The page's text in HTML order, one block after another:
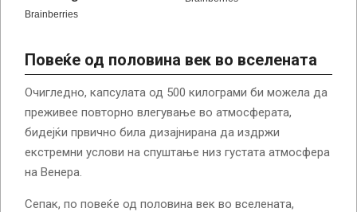
Повеќе од половина век во вселената
Очигледно, капсулата од 500 килограми би можела да
преживее повторно влегување во атмосферата,
бидејќи првично била дизајнирана да издржи
екстремни услови на спуштање низ густата атмосфера
на Венера.
Сепак, по повеќе од половина век во вселената,